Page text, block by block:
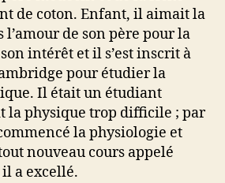
de coton. Enfant, il aimait la
de son père pour la
intérêt et il s’est inscrit à
pour étudier la
Il était un étudiant
la physique trop difficile ; par
la physiologie et
nouveau cours appelé
a excellé.